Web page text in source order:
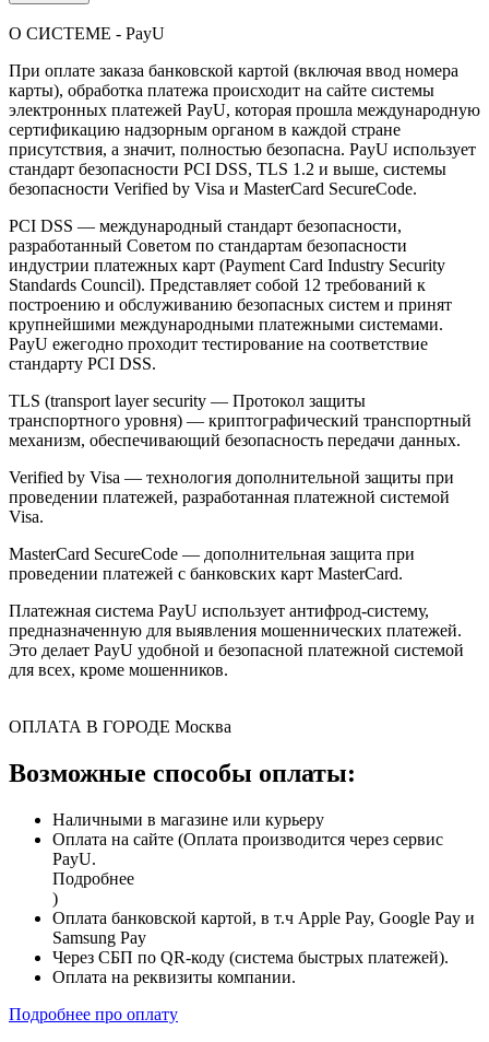
О СИСТЕМЕ - PayU
При оплате заказа банковской картой (включая ввод номера
карты), обработка платежа происходит на сайте системы
электронных платежей PayU, которая прошла международную
сертификацию надзорным органом в каждой стране
присутствия, а значит, полностью безопасна. PayU использует
стандарт безопасности PCI DSS, TLS 1.2 и выше, системы
безопасности Verified by Visa и MasterCard SecureCode.
PCI DSS — международный стандарт безопасности,
разработанный Советом по стандартам безопасности
индустрии платежных карт (Payment Card Industry Security
Standards Council). Представляет собой 12 требований к
построению и обслуживанию безопасных систем и принят
крупнейшими международными платежными системами.
PayU ежегодно проходит тестирование на соответствие
стандарту PCI DSS.
TLS (transport layer security — Протокол защиты
транспортного уровня) — криптографический транспортный
механизм, обеспечивающий безопасность передачи данных.
Verified by Visa — технология дополнительной защиты при
проведении платежей, разработанная платежной системой
Visa.
MasterCard SecureCode — дополнительная защита при
проведении платежей с банковских карт MasterCard.
Платежная система PayU использует антифрод-систему,
предназначенную для выявления мошеннических платежей.
Это делает PayU удобной и безопасной платежной системой
для всех, кроме мошенников.
ОПЛАТА В ГОРОДЕ Москва
Возможные способы оплаты:
Наличными в магазине или курьеру
Оплата на сайте (Оплата производится через сервис
PayU.
Подробнее
)
Оплата банковской картой, в т.ч Apple Pay, Google Pay и
Samsung Pay
Через СБП по QR-коду (система быстрых платежей).
Оплата на реквизиты компании.
Подробнее про оплату